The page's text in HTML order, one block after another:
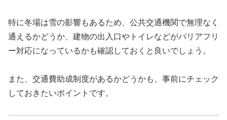
特に冬場は雪の影響もあるため、公共交通機関で無理なく
通えるかどうか、建物の出入口やトイレなどがバリアフリ
ー対応になっているかも確認しておくと良いでしょう。
また、交通費助成制度があるかどうかも、事前にチェック
しておきたいポイントです。